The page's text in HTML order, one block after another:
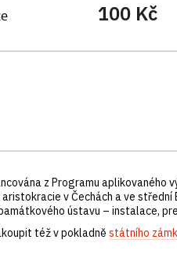
100 Kč
z Programu aplikovaného
v Čechách a ve
ústavu – instalace,
též v pokladně státního